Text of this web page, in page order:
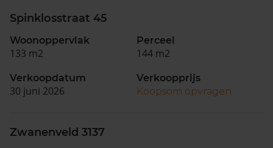
Spinklosstraat 45
Woonoppervlak
133 m2
Perceel
144 m2
Verkoopdatum
30 juni 2026
Verkoopprijs
Koopsom opvragen
Zwanenveld 3137